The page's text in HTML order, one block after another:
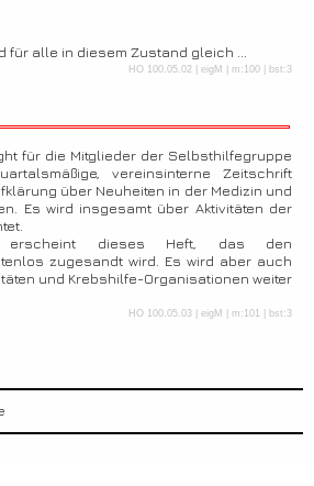
für alle in diesem Zustand gleich ...
HO 100.05.02 | eigM | m:100 | bst:3
für die Mitglieder der Selbsthilfegruppe
vereinsinterne Zeitschrift
über Neuheiten in der Medizin und
Es wird insgesamt über Aktivitäten der
dieses Heft, das den
zugesandt wird. Es wird aber auch
und Krebshilfe-Organisationen weiter
HO 100.05.03 | eigM | m:101 | bst:3